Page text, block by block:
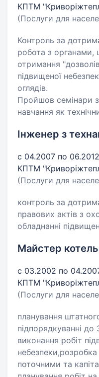
КПТМ
(Послуги для
Контроль за
робота з органами,
отримання
підвищеної
оглядів.
Пройшов семінари
навчання як
Інженер з
с 04.2007 по 06.2012
КПТМ
(Послуги для
контроль за
правових актів з
обладнанні
Майстер
с 03.2002 по
КПТМ
(Послуги для
планування
підпорядкуванні
виконання робіт
поточними та